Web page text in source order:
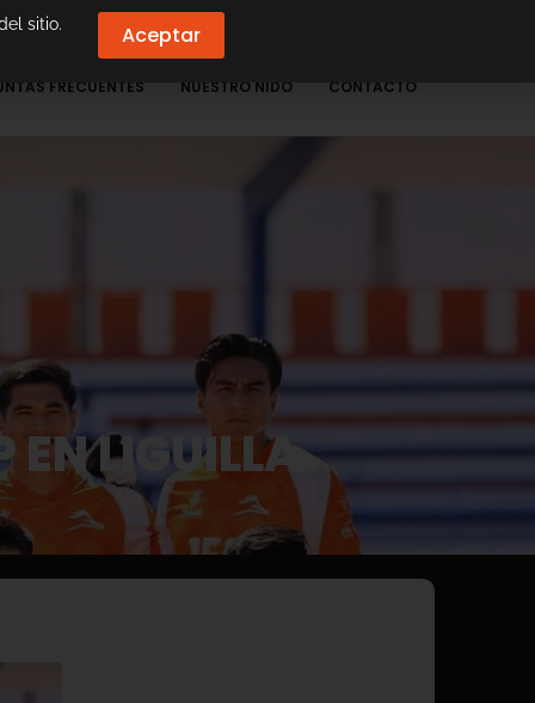
FRECUENTES NUESTRO NIDO CONTACTO
LIGUILLA
sitio. Aceptar